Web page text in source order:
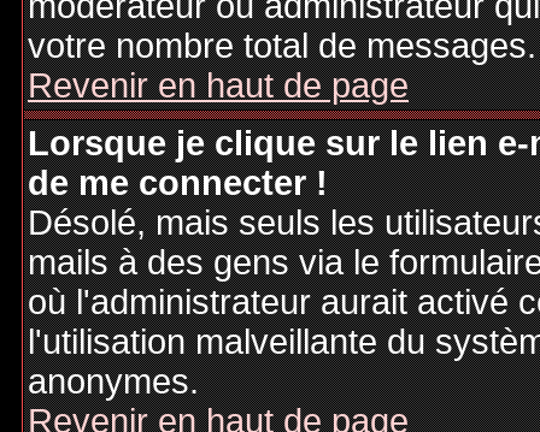
votre nombre total de messages.
Revenir en haut de page
Lorsque je clique sur le lien
de me connecter !
Désolé, mais seuls les
mails à des gens via le
où l'administrateur aurait activé
l'utilisation malveillante du
anonymes.
Revenir en haut de page